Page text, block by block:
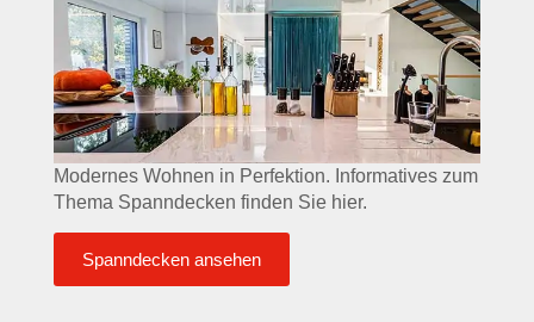
Modernes Wohnen in Perfektion. Informatives zum
Thema Spanndecken finden Sie hier.
Spanndecken ansehen